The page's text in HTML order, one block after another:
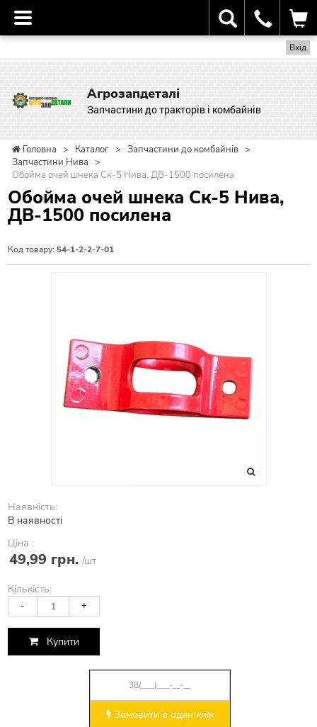
Вхід
Агрозапдеталі
Запчастини до тракторів і комбайнів
Головна > Каталог > Запчастини до комбайнів >
Запчастини Нива >
Обойма очей шнека Ск-5 Нива, ДВ-1500 посилена
Обойма очей шнека Ск-5 Нива,
ДВ-1500 посилена
Код товару: 54-1-2-2-7-01
Наявність:
В наявності
Ціна :
49,99 грн. /шт
Кількість:
- +
Купити
Замовити в один клік